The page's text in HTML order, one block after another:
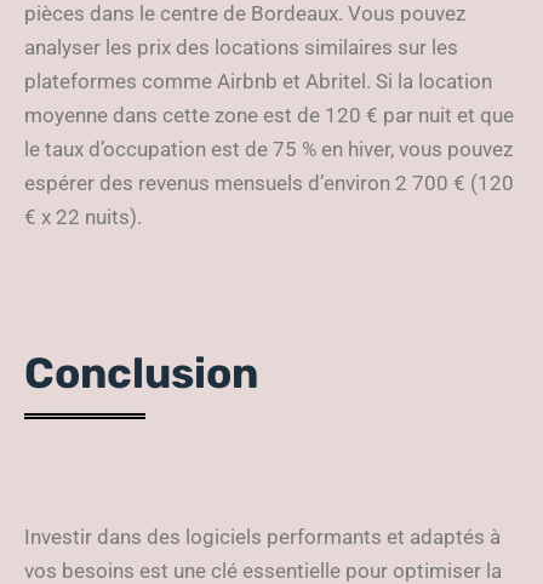
pièces dans le centre de Bordeaux. Vous pouvez
analyser les prix des locations similaires sur les
plateformes comme Airbnb et Abritel. Si la location
moyenne dans cette zone est de 120 € par nuit et que
le taux d’occupation est de 75 % en hiver, vous pouvez
espérer des revenus mensuels d’environ 2 700 € (120
€ x 22 nuits).
Conclusion
Investir dans des logiciels performants et adaptés à
vos besoins est une clé essentielle pour optimiser la